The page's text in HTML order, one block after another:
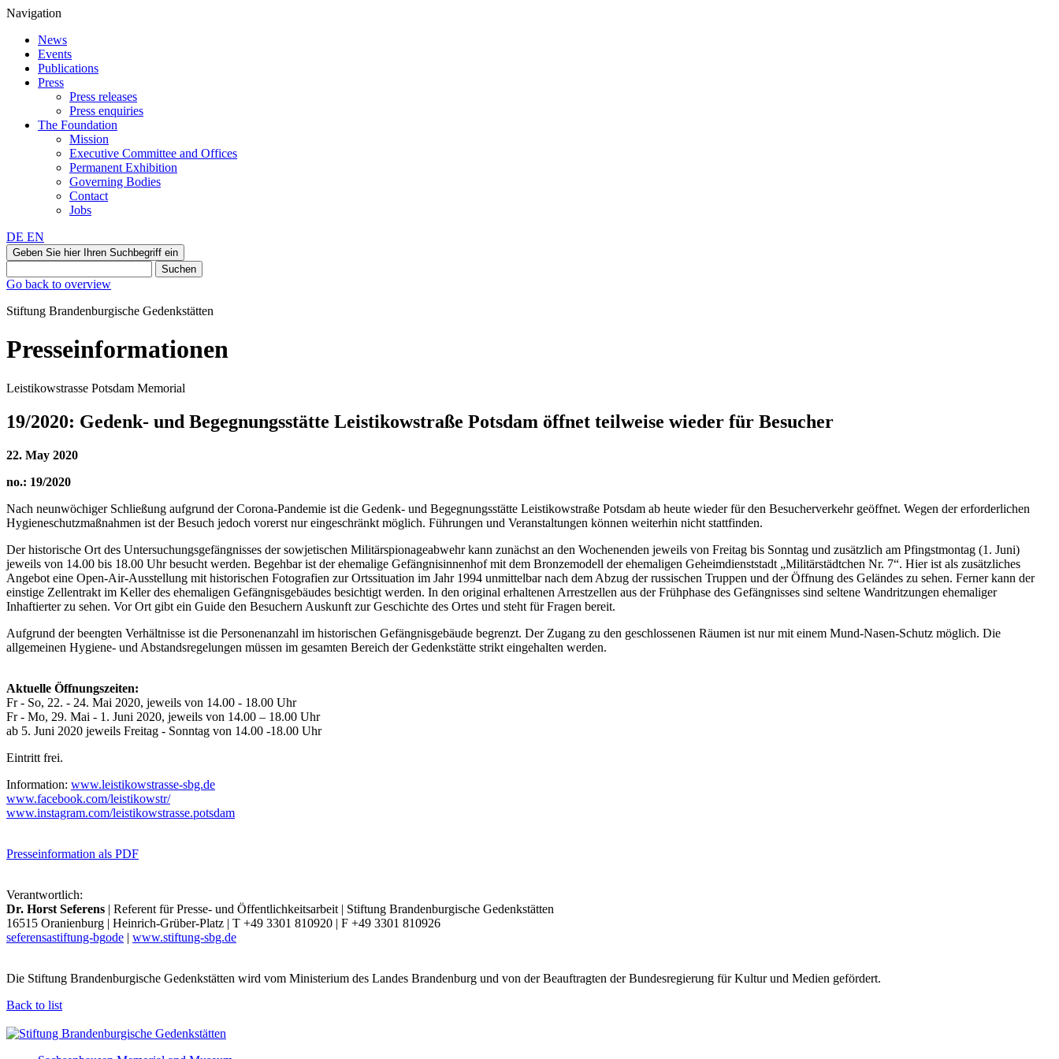
Navigation
News
Events
Publications
Press
Press releases
Press enquiries
The Foundation
Mission
Executive Committee and Offices
Permanent Exhibition
Governing Bodies
Contact
Jobs
DE EN
Geben Sie hier Ihren Suchbegriff ein
Suchen
Go back to overview
Stiftung Brandenburgische Gedenkstätten
Presseinformationen
Leistikowstrasse Potsdam Memorial
19/2020: Gedenk- und Begegnungsstätte Leistikowstraße Potsdam öffnet teilweise wieder für Besucher
22. May 2020
no.: 19/2020
Nach neunwöchiger Schließung aufgrund der Corona-Pandemie ist die Gedenk- und Begegnungsstätte Leistikowstraße Potsdam ab heute wieder für den Besucherverkehr geöffnet. Wegen der erforderlichen
Hygieneschutzmaßnahmen ist der Besuch jedoch vorerst nur eingeschränkt möglich. Führungen und Veranstaltungen können weiterhin nicht stattfinden.
Der historische Ort des Untersuchungsgefängnisses der sowjetischen Militärspionageabwehr kann zunächst an den Wochenenden jeweils von Freitag bis Sonntag und zusätzlich am Pfingstmontag (1. Juni)
jeweils von 14.00 bis 18.00 Uhr besucht werden. Begehbar ist der ehemalige Gefängnisinnenhof mit dem Bronzemodell der ehemaligen Geheimdienststadt „Militärstädtchen Nr. 7“. Hier ist als zusätzliches
Angebot eine Open-Air-Ausstellung mit historischen Fotografien zur Ortssituation im Jahr 1994 unmittelbar nach dem Abzug der russischen Truppen und der Öffnung des Geländes zu sehen. Ferner kann der
einstige Zellentrakt im Keller des ehemaligen Gefängnisgebäudes besichtigt werden. In den original erhaltenen Arrestzellen aus der Frühphase des Gefängnisses sind seltene Wandritzungen ehemaliger
Inhaftierter zu sehen. Vor Ort gibt ein Guide den Besuchern Auskunft zur Geschichte des Ortes und steht für Fragen bereit.
Aufgrund der beengten Verhältnisse ist die Personenanzahl im historischen Gefängnisgebäude begrenzt. Der Zugang zu den geschlossenen Räumen ist nur mit einem Mund-Nasen-Schutz möglich. Die
allgemeinen Hygiene- und Abstandsregelungen müssen im gesamten Bereich der Gedenkstätte strikt eingehalten werden.
Aktuelle Öffnungszeiten:
Fr - So, 22. - 24. Mai 2020, jeweils von 14.00 - 18.00 Uhr
Fr - Mo, 29. Mai - 1. Juni 2020, jeweils von 14.00 – 18.00 Uhr
ab 5. Juni 2020 jeweils Freitag - Sonntag von 14.00 -18.00 Uhr
Eintritt frei.
Information: www.leistikowstrasse-sbg.de
www.facebook.com/leistikowstr/
www.instagram.com/leistikowstrasse.potsdam
Presseinformation als PDF
Verantwortlich:
Dr. Horst Seferens | Referent für Presse- und Öffentlichkeitsarbeit | Stiftung Brandenburgische Gedenkstätten
16515 Oranienburg | Heinrich-Grüber-Platz | T +49 3301 810920 | F +49 3301 810926
seferensastiftung-bgode | www.stiftung-sbg.de
Die Stiftung Brandenburgische Gedenkstätten wird vom Ministerium des Landes Brandenburg und von der Beauftragten der Bundesregierung für Kultur und Medien gefördert.
Back to list